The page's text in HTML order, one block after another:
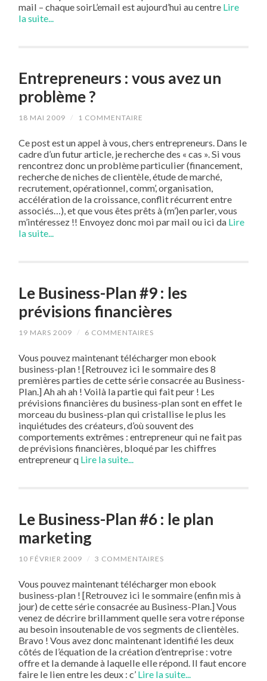
mail – chaque soirL’email est aujourd’hui au centre Lire
la suite...
Entrepreneurs : vous avez un
problème ?
18 MAI 2009 / 1 COMMENTAIRE
Ce post est un appel à vous, chers entrepreneurs. Dans le
cadre d’un futur article, je recherche des « cas ». Si vous
rencontrez donc un problème particulier (financement,
recherche de niches de clientèle, étude de marché,
recrutement, opérationnel, comm’, organisation,
accélération de la croissance, conflit récurrent entre
associés…), et que vous êtes prêts à (m’)en parler, vous
m’intéressez !! Envoyez donc moi par mail ou ici da Lire
la suite...
Le Business-Plan #9 : les
prévisions financières
19 MARS 2009 / 6 COMMENTAIRES
Vous pouvez maintenant télécharger mon ebook
business-plan ! [Retrouvez ici le sommaire des 8
premières parties de cette série consacrée au Business-
Plan.] Ah ah ah ! Voilà la partie qui fait peur ! Les
prévisions financières du business-plan sont en effet le
morceau du business-plan qui cristallise le plus les
inquiétudes des créateurs, d’où souvent des
comportements extrêmes : entrepreneur qui ne fait pas
de prévisions financières, bloqué par les chiffres
entrepreneur q Lire la suite...
Le Business-Plan #6 : le plan
marketing
10 FÉVRIER 2009 / 3 COMMENTAIRES
Vous pouvez maintenant télécharger mon ebook
business-plan ! [Retrouvez ici le sommaire (enfin mis à
jour) de cette série consacrée au Business-Plan.] Vous
venez de décrire brillamment quelle sera votre réponse
au besoin insoutenable de vos segments de clientèles.
Bravo ! Vous avez donc maintenant identifié les deux
côtés de l’équation de la création d’entreprise : votre
offre et la demande à laquelle elle répond. Il faut encore
faire le lien entre les deux : c’ Lire la suite...